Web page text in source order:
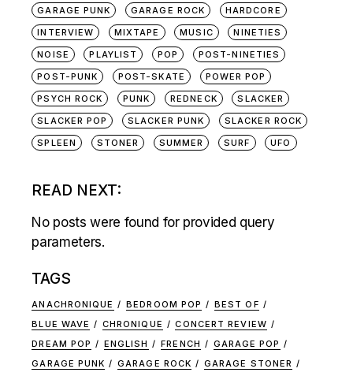
GARAGE PUNK
GARAGE ROCK
HARDCORE
INTERVIEW
MIXTAPE MUSIC
NINETIES
NOISE
PLAYLIST POP
POST-NINETIES
POST-PUNK
POST-SKATE
POWER POP
PSYCH ROCK
PUNK REDNECK
SLACKER
SLACKER POP
SLACKER PUNK
SLACKER ROCK
SPLEEN
STONER SUMMER SURF UFO
READ NEXT:
No posts were found for provided query
parameters.
TAGS
ANACHRONIQUE BEDROOM POP
BEST OF
BLUE WAVE
CHRONIQUE
CONCERT REVIEW
DREAM POP
ENGLISH FRENCH
GARAGE POP
GARAGE PUNK
GARAGE ROCK
GARAGE STONER